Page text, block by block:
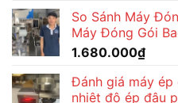
So Sánh Máy
Máy Đóng Gói
1.680.000₫
Đánh giá máy ép
nhiệt độ ép đậu